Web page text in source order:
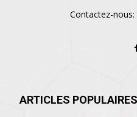
Contactez-nous:
ARTICLES POPULAIRES